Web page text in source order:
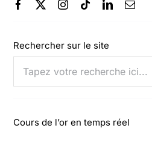
Rechercher sur le site
Cours de l’or en temps réel